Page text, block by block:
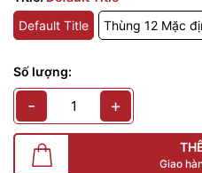
Default Title
Thùng 12 Mặc
Số lượng:
- +
Giao